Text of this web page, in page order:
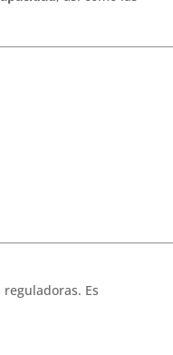
Es